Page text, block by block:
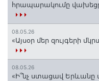
հրապարակումը
08.05.26
«Այսօր մեր զույգերի
08.05.26
«Ի՞նչ ստացավ Երևանը